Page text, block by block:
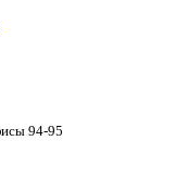
94-95